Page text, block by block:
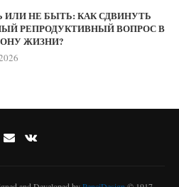
ИЛИ НЕ БЫТЬ: КАК СДВИНУТЬ
РЕПРОДУКТИВНЫЙ ВОПРОС В
ЖИЗНИ?